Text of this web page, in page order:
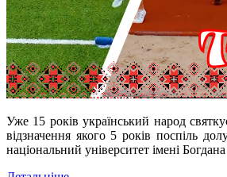
Уже 15 років український народ
відзначення якого 5 років поспіль
національний університет імені